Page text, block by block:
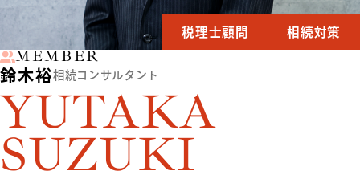
税理士顧問 相続対策
MEMBER
鈴木裕相続コンサルタント
YUTAKA
SUZUKI